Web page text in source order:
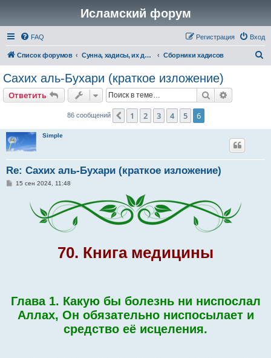
Исламский форум
FAQ Вход
Регистрация
Список форумов Сунна, хадисы, их достоверность и понимание Сборники хадисов
Сахих аль-Бухари (краткое изложение)
Ответить Поиск
86 сообщений Пред.
1 2 3 4 5 6
Simple
Re: Сахих аль-Бухари (краткое изложение)
С15 сен 2024, 11:48
70. Книга медицины
Глава 1. Какую бы болезнь ни ниспослал
Аллах, Он обязательно ниспосылает и
средство её исцеления.